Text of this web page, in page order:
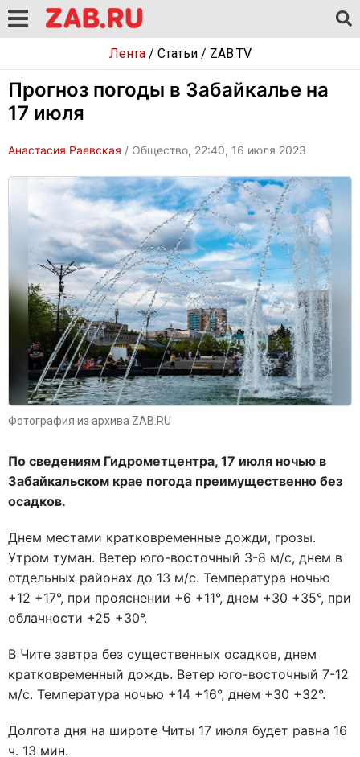
Лента/ Статьи/ ZAB.TV
Прогноз погоды в Забайкалье на
17 июля
Анастасия Раевская / Общество, 22:40, 16 июля 2023
Фотография из архива ZAB.RU
По сведениям Гидрометцентра, 17 июля ночью в
Забайкальском крае погода преимущественно без
осадков.
Днем местами кратковременные дожди, грозы.
Утром туман. Ветер юго-восточный 3-8 м/с, днем в
отдельных районах до 13 м/с. Температура ночью
+12 +17°, при прояснении +6 +11°, днем +30 +35°, при
облачности +25 +30°.
В Чите завтра без существенных осадков, днем
кратковременный дождь. Ветер юго-восточный 7-12
м/с. Температура ночью +14 +16°, днем +30 +32°.
Долгота дня на широте Читы 17 июля будет равна 16
ч. 13 мин.